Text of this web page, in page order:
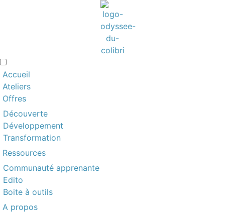
Accueil
Ateliers
Offres
Découverte
Développement
Transformation
Ressources
Communauté apprenante
Edito
Boite à outils
A propos